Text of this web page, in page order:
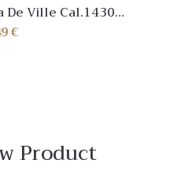
De Ville Cal.1430
Watch [Near Mint]
€
Product